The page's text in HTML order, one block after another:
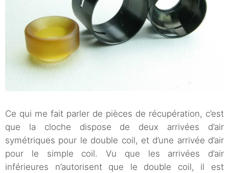
Ce qui me fait parler de pièces de récupération, c’est
que la cloche dispose de deux arrivées d’air
symétriques pour le double coil, et d’une arrivée d’air
pour le simple coil. Vu que les arrivées d’air
inférieures n’autorisent que le double coil, il est